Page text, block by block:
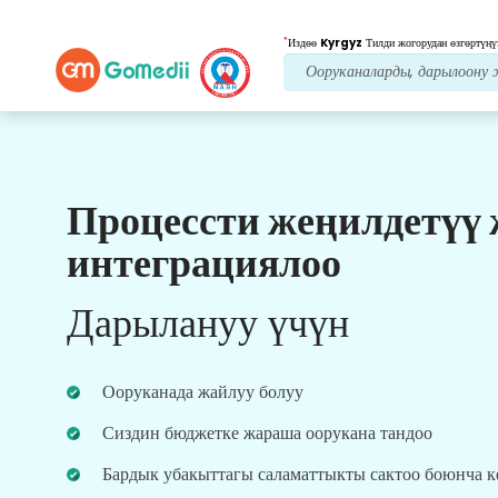
*Издөө Kyrgyz Тилди жогорудан
Процессти жеңилдетүү
интеграциялоо
Дарылануу үчүн
Ооруканада жайлуу болуу
Сиздин бюджетке жараша оорукана тандоо
Бардык убакыттагы саламаттыкты сактоо боюнча
Биздин артыкчылыктар
Көп тилдүү колдонмо
Колдоо
Биздин көп тилдүү GoMedii колдонмосун
көзөмөлдөөгө жардам берет.